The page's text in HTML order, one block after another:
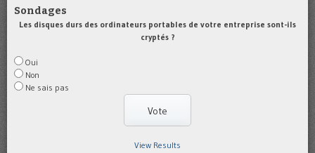
Sondages
Les disques durs des ordinateurs portables de votre entreprise sont-ils
cryptés ?
Oui
Non
Ne sais pas
View Results